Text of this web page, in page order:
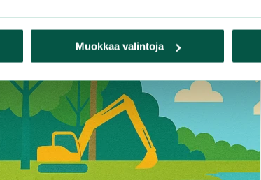
Muokkaa valintoja